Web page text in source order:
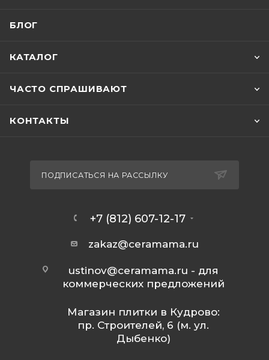
БЛОГ
КАТАЛОГ
ЧАСТО СПРАШИВАЮТ
КОНТАКТЫ
ПОДПИСАТЬСЯ НА РАССЫЛКУ
+7 (812) 607-12-17
zakaz@ceramama.ru
ustinov@ceramama.ru - для
коммерческих предложений
Магазин плитки в Кудрово:
пр. Строителей, 6 (м. ул.
Дыбенко)